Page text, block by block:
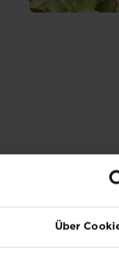
Über
und Standort